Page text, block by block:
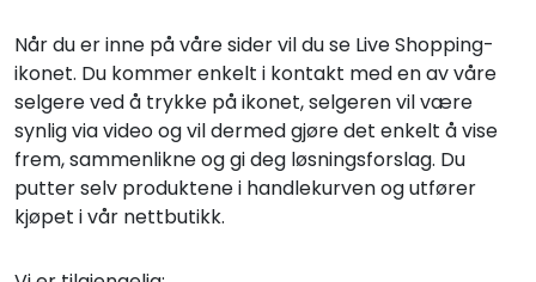
Når du er inne på våre sider vil du se Live Shopping-
ikonet. Du kommer enkelt i kontakt med en av våre
selgere ved å trykke på ikonet, selgeren vil være
synlig via video og vil dermed gjøre det enkelt å vise
frem, sammenlikne og gi deg løsningsforslag. Du
putter selv produktene i handlekurven og utfører
kjøpet i vår nettbutikk.